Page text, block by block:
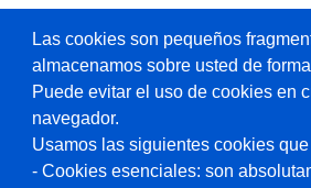
Las cookies son pequeños
almacenamos sobre usted de
Puede evitar el uso de cookies en
navegador.
Usamos las siguientes cookies
- Cookies esenciales: son